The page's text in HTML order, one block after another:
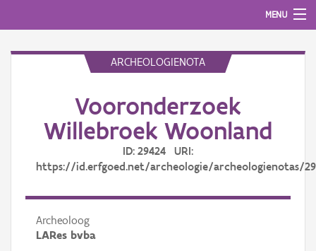
MENU
ARCHEOLOGIENOTA
Vooronderzoek
Willebroek Woonland
ID: 29424 URI:
https://id.erfgoed.net/archeologie/archeologienotas/
Archeoloog
LARes bvba